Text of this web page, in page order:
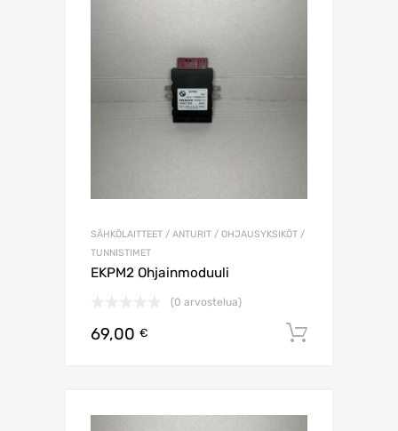
SÄHKÖLAITTEET / ANTURIT / OHJAUSYKSIKÖT /
TUNNISTIMET
EKPM2 Ohjainmoduuli
(0 arvostelua)
69,00 €